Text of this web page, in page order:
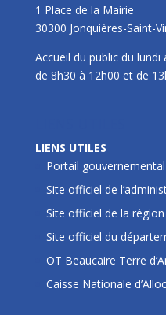
1 Place de la Mairie
30300 Jonquières-Saint-
Accueil du public du lundi
de 8h30 à 12h00 et de
LIENS UTILES
Portail gouvernemental
Site officiel de
Site officiel de la
Site officiel du
OT Beaucaire Terre
Caisse Nationale